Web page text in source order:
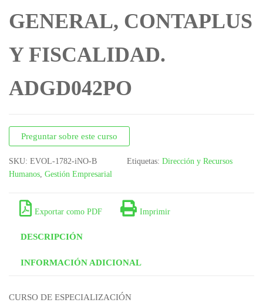
PATOLÓGICA
GENERAL, CONTAPLUS
Y FISCALIDAD.
ADGD042PO
Preguntar sobre este curso
SKU: EVOL-1782-iNO-B Etiquetas: Dirección y Recursos
Humanos, Gestión Empresarial
Exportar como PDF Imprimir
DESCRIPCIÓN
INFORMACIÓN ADICIONAL
CURSO DE ESPECIALIZACIÓN